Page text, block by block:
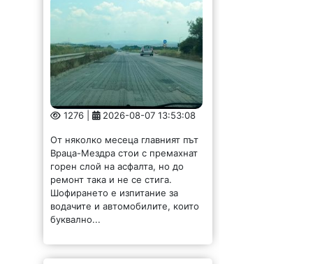
1276 | 2026-08-07 13:53:08
От няколко месеца главният път
Враца-Мездра стои с премахнат
горен слой на асфалта, но до
ремонт така и не се стига.
Шофирането е изпитание за
водачите и автомобилите, които
буквално...